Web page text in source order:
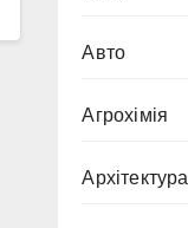
Авто
Агрохімія
Архітектура